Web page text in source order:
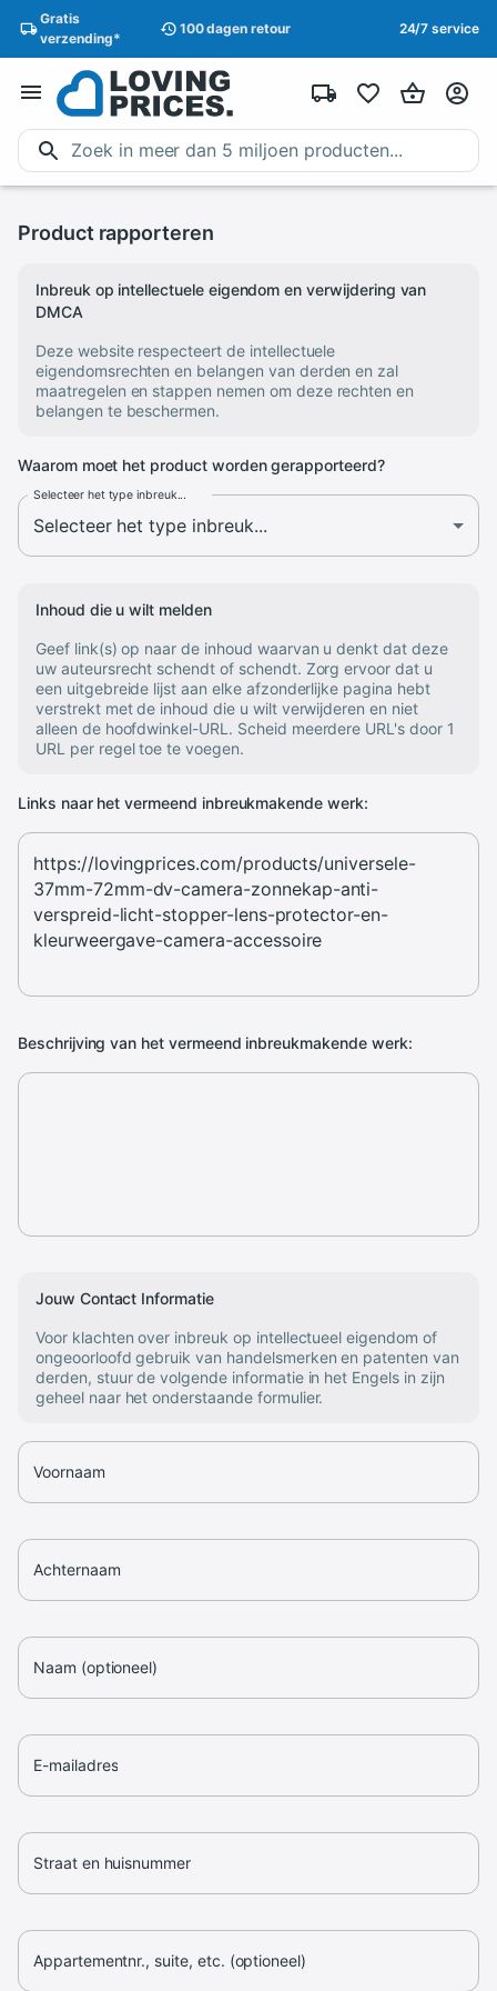
Gratis
verzending*
100 dagen retour 24/7 service
Product rapporteren
Inbreuk op intellectuele eigendom en verwijdering van
DMCA
Deze website respecteert de intellectuele
eigendomsrechten en belangen van derden en zal
maatregelen en stappen nemen om deze rechten en
belangen te beschermen.
Waarom moet het product worden gerapporteerd?
Selecteer het type inbreuk...
Inhoud die u wilt melden
Geef link(s) op naar de inhoud waarvan u denkt dat deze
uw auteursrecht schendt of schendt. Zorg ervoor dat u
een uitgebreide lijst aan elke afzonderlijke pagina hebt
verstrekt met de inhoud die u wilt verwijderen en niet
alleen de hoofdwinkel-URL. Scheid meerdere URL's door 1
URL per regel toe te voegen.
Links naar het vermeend inbreukmakende werk:
Beschrijving van het vermeend inbreukmakende werk:
Jouw Contact Informatie
Voor klachten over inbreuk op intellectueel eigendom of
ongeoorloofd gebruik van handelsmerken en patenten van
derden, stuur de volgende informatie in het Engels in zijn
geheel naar het onderstaande formulier.
Voornaam
Achternaam
Naam (optioneel)
E-mailadres
Straat en huisnummer
Appartementnr., suite, etc. (optioneel)